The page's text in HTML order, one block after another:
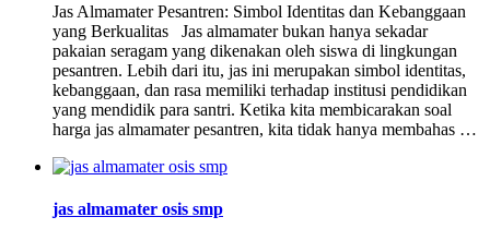
Jas Almamater Pesantren: Simbol Identitas dan Kebanggaan
yang Berkualitas Jas almamater bukan hanya sekadar
pakaian seragam yang dikenakan oleh siswa di lingkungan
pesantren. Lebih dari itu, jas ini merupakan simbol identitas,
kebanggaan, dan rasa memiliki terhadap institusi pendidikan
yang mendidik para santri. Ketika kita membicarakan soal
harga jas almamater pesantren, kita tidak hanya membahas …
jas almamater osis smp